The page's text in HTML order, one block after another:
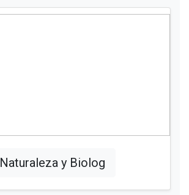
Naturaleza y Biolog